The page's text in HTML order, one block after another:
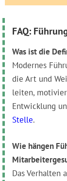
FAQ:
Was ist die
Modernes
die Art und
leiten,
Entwicklung
Stelle.
Wie hängen
Das Verhalten